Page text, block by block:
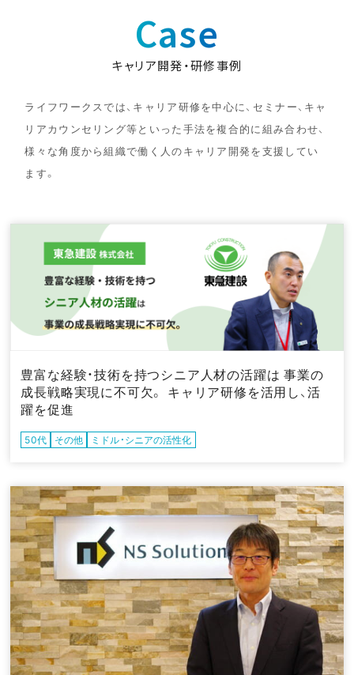
Case
キャリア開発・研修事例
ライフワークスでは、キャリア研修を中心に、 セミナー、キャ
リアカウンセリング等といった手法を複合的に組み合わせ、
様々な角度から組織で働く人のキャリア開発を支援してい
ます。
豊富な経験・技術を持つシニア人材の活躍は 事業の
成長戦略実現に不可欠。 キャリア研修を活用し、活
躍を促進
50代 その他 ミドル・シニアの活性化